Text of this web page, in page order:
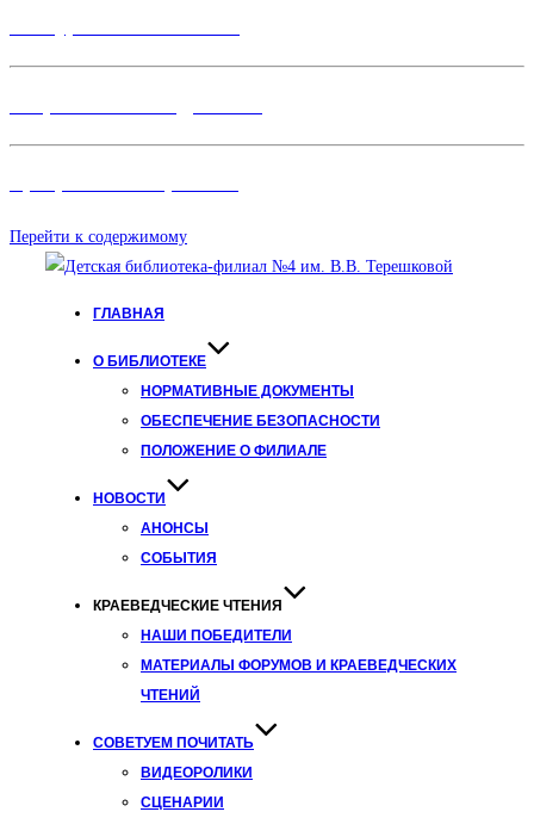
Перейти к содержимому
ГЛАВНАЯ
О БИБЛИОТЕКЕ
НОРМАТИВНЫЕ ДОКУМЕНТЫ
ОБЕСПЕЧЕНИЕ БЕЗОПАСНОСТИ
ПОЛОЖЕНИЕ О ФИЛИАЛЕ
НОВОСТИ
АНОНСЫ
СОБЫТИЯ
КРАЕВЕДЧЕСКИЕ ЧТЕНИЯ
НАШИ ПОБЕДИТЕЛИ
МАТЕРИАЛЫ ФОРУМОВ И КРАЕВЕДЧЕСКИХ
ЧТЕНИЙ
СОВЕТУЕМ ПОЧИТАТЬ
ВИДЕОРОЛИКИ
СЦЕНАРИИ